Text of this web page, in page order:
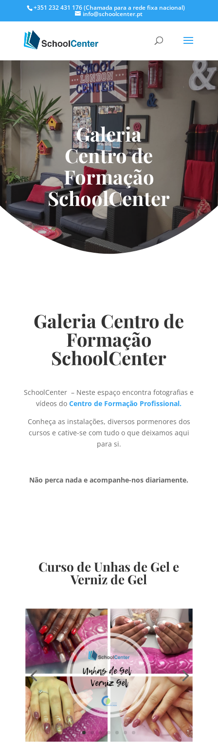
+351 232 431 176 (Chamada para a rede fixa nacional)
info@schoolcenter.pt
Galeria
Centro de
Formação
SchoolCenter
Galeria Centro de
Formação
SchoolCenter
SchoolCenter – Neste espaço encontra fotografias e
vídeos doCentro de Formação Profissional.
Conheça as instalações, diversos pormenores dos
cursos e cative-se com tudo o que deixamos aqui
para si.
Não perca nada e acompanhe-nos diariamente.
Curso de Unhas de Gel e
Verniz de Gel